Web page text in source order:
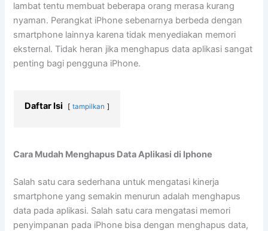
lambat tentu membuat beberapa orang merasa kurang
nyaman. Perangkat iPhone sebenarnya berbeda dengan
smartphone lainnya karena tidak menyediakan memori
eksternal. Tidak heran jika menghapus data aplikasi sangat
penting bagi pengguna iPhone.
Daftar Isi tampilkan
Cara Mudah Menghapus Data Aplikasi di Iphone
Salah satu cara sederhana untuk mengatasi kinerja
smartphone yang semakin menurun adalah menghapus
data pada aplikasi. Salah satu cara mengatasi memori
penyimpanan pada iPhone bisa dengan menghapus data,